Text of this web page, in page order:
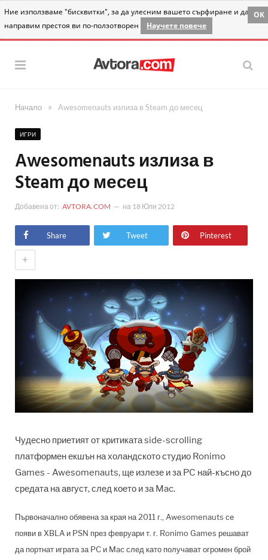
Ние използваме "бисквитки", за да улесним вашето сърфиране и да
направим престоя ви по-ползотворен
Научете повече
OK
Начало » Awesomenauts излиза в Steam до месец
ИГРИ
Awesomenauts излиза в
Steam до месец
Добавена от: AVTORA.COM на 18 Юли 2012
Share Tweet Pinterest
+
Чудесно приетият от критиката side-scrolling
платформен екшън на холандското студио Ronimo
Games - Awesomenauts, ще излезе и за PC най-късно до
средата на август, след което и за Mac.
Първоначално обявена за края на 2011 г., Awesomenauts се
появи в XBLA и PSN през февруари т. г. Ronimo Games решават
да портнат играта за PC и Mac след като получават огромен брой